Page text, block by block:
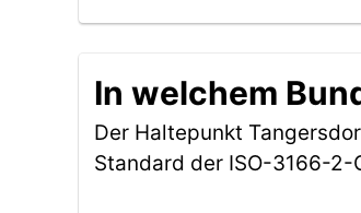
In welchem
Der Haltepunkt
Standard der ISO-3166-2-